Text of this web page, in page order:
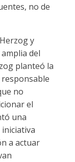
no de
y
del
planteó la
no
el
una
a actuar